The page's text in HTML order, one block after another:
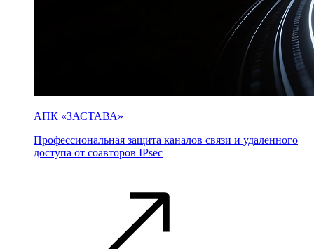
АПК «ЗАСТАВА»
Профессиональная защита каналов связи и удаленного
доступа от соавторов IPsec